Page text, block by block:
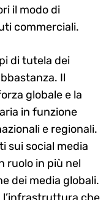
il modo di
commerciali.
di tutela dei
Il
globale e la
in funzione
e regionali.
sui social media
ruolo in più nel
dei media globali.